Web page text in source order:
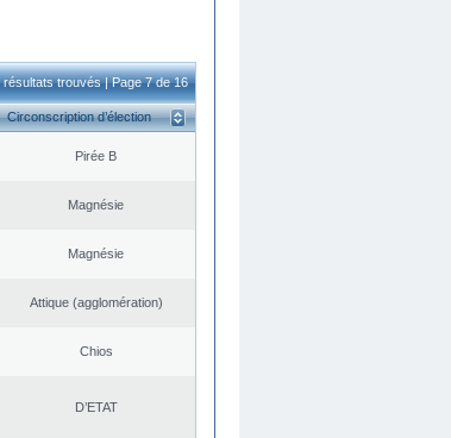
résultats trouvés | Page 7 de 16
Circonscription d’élection
Pirée B
Magnésie
Magnésie
Αttique (agglomération)
Chios
D’ETAT